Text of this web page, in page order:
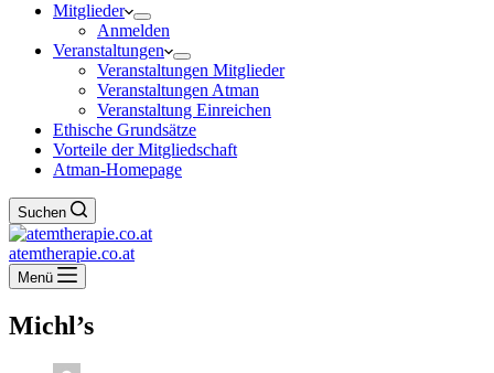
Mitglieder
Anmelden
Veranstaltungen
Veranstaltungen Mitglieder
Veranstaltungen Atman
Veranstaltung Einreichen
Ethische Grundsätze
Vorteile der Mitgliedschaft
Atman-Homepage
Suchen
atemtherapie.co.at
Menü
Michl’s